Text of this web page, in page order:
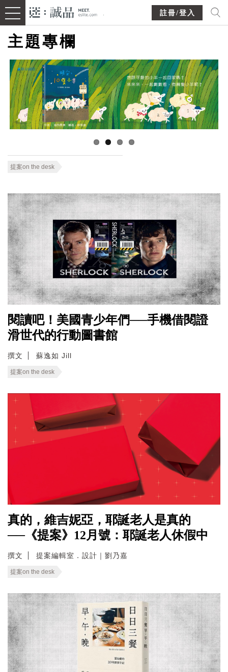
註冊/登入
主題專欄
提案on the desk
閱讀吧！美國青少年們──手機借閱證
滑世代的行動圖書館
撰文 蘇逸如 Jill
提案on the desk
真的，維吉妮亞，耶誕老人是真的
──《提案》12月號：耶誕老人休假中
撰文 提案編輯室．設計｜劉乃嘉
提案on the desk